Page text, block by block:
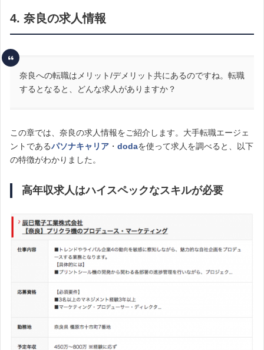
4. 奈良の求人情報
奈良への転職はメリット/デメリット共にあるのですね。転職
するとなると、どんな求人がありますか？
この章では、奈良の求人情報をご紹介します。大手転職エージェ
ントであるパソナキャリア ・ dodaを使って求人を調べると、以下
の特徴がわかりました。
高年収求人はハイスペックなスキルが必要